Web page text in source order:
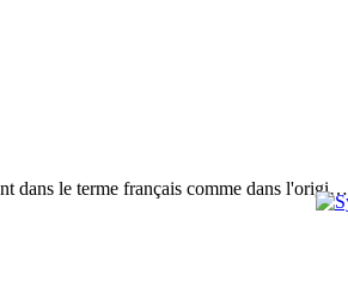
dans le terme français comme dans l'origi…